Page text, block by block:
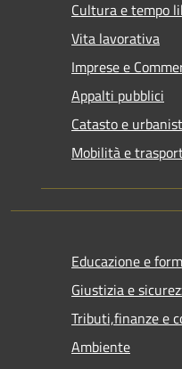
Cultura e tempo
Vita lavorativa
Imprese e
Appalti pubblici
Catasto e
Mobilità e
Educazione e
Giustizia e
Tributi,finanze e
Ambiente